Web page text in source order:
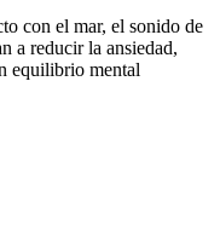
con el mar, el sonido de
a reducir la ansiedad,
equilibrio mental